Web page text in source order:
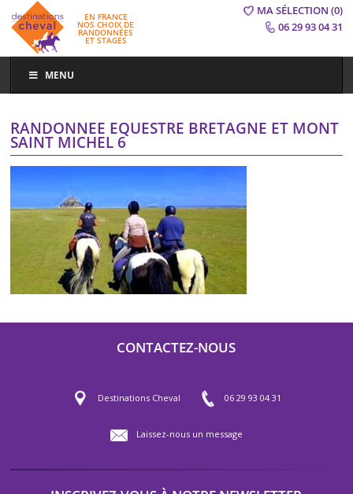
EN FRANCE
NOS CHOIX DE
RANDONNÉES
ET STAGES
MA SÉLECTION (0)
06 29 93 04 31
MENU
RANDONNEE EQUESTRE BRETAGNE ET MONT
SAINT MICHEL 6
CONTACTEZ-NOUS
Destinations Cheval 06 29 93 04 31
Laissez-nous un message